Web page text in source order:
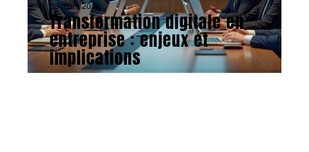
23 mars 2026
Transformation digitale en
entreprise : enjeux et
implications